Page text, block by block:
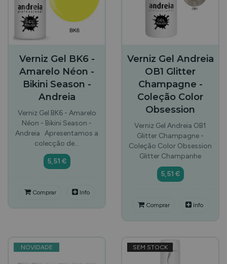
Verniz Gel BK6 -
Amarelo Néon -
Bikini Season -
Andreia
Verniz Gel BK6 - Amarelo
Néon - Bikini Season -
Andreia Apresentamos a
colecção de…
5,51 €
Comprar Info
Verniz Gel Andreia
OB1 Glitter
Champagne -
Coleção Color
Obsession
Verniz Gel Andreia OB1
Glitter Champagne -
Coleção Color Obsession
Glitter Champanhe
5,51 €
Comprar Info
NOVIDADE SEM STOCK